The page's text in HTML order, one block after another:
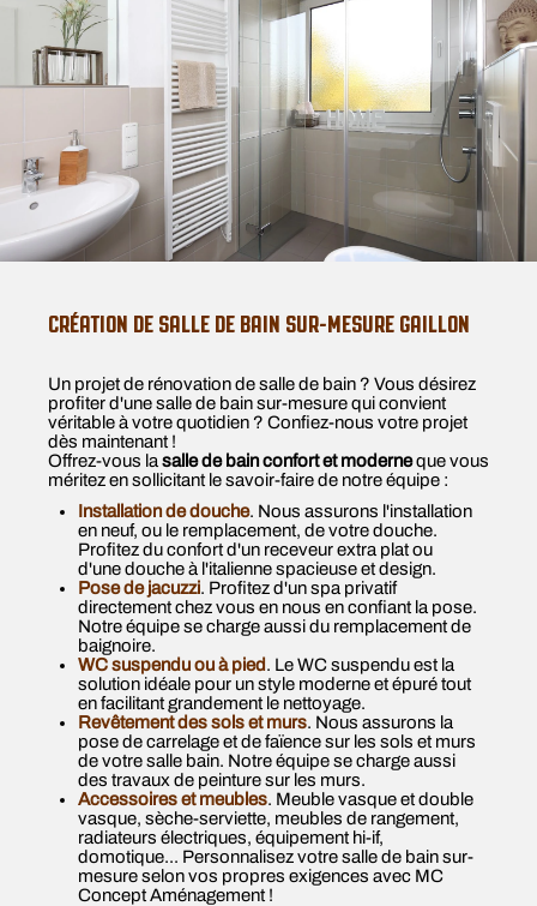
CRÉATION DE SALLE DE BAIN SUR-MESURE GAILLON
Un projet de rénovation de salle de bain ? Vous désirez
profiter d'une salle de bain sur-mesure qui convient
véritable à votre quotidien ? Confiez-nous votre projet
dès maintenant !
Offrez-vous la salle de bain confort et moderneque vous
méritez en sollicitant le savoir-faire de notre équipe :
Installation de douche. Nous assurons l'installation
en neuf, ou le remplacement, de votre douche.
Profitez du confort d'un receveur extra plat ou
d'une douche à l'italienne spacieuse et design.
Pose de jacuzzi. Profitez d'un spa privatif
directement chez vous en nous en confiant la pose.
Notre équipe se charge aussi du remplacement de
baignoire.
WC suspendu ou à pied. Le WC suspendu est la
solution idéale pour un style moderne et épuré tout
en facilitant grandement le nettoyage.
Revêtement des sols et murs. Nous assurons la
pose de carrelage et de faïence sur les sols et murs
de votre salle bain. Notre équipe se charge aussi
des travaux de peinture sur les murs.
Accessoires et meubles. Meuble vasque et double
vasque, sèche-serviette, meubles de rangement,
radiateurs électriques, équipement hi-if,
domotique... Personnalisez votre salle de bain sur-
mesure selon vos propres exigences avec MC
Concept Aménagement !